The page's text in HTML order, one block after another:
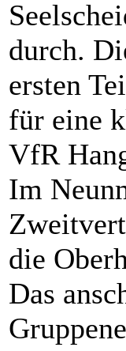
durch.
ersten
für eine
VfR
Im
die
Das